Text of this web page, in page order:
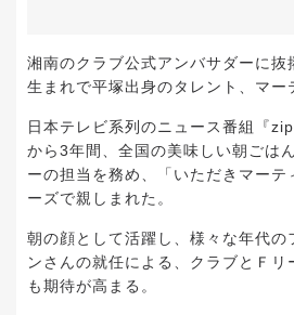
湘南のクラブ公式アンバサダーに
生まれで平塚出身のタレント、マー
日本テレビ系列のニュース番組『
から3年間、全国の美味しい朝ごは
ーの担当を務め、「いただきマーテ
ーズで親しまれた。
朝の顔として活躍し、様々な年代の
ンさんの就任による、クラブとＦリ
も期待が高まる。